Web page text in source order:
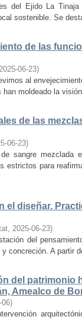
del Ejido La
sostenible. Se
de las
06-23)
al
moldeado la
de las
06-23)
sangre
estrictos para
el diseñar.
, 2025-06-23)
del
concreción. A partir
del patrimonio
Amealco de
06)